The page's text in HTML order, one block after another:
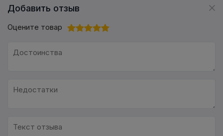
Добавить отзыв
Оцените товар